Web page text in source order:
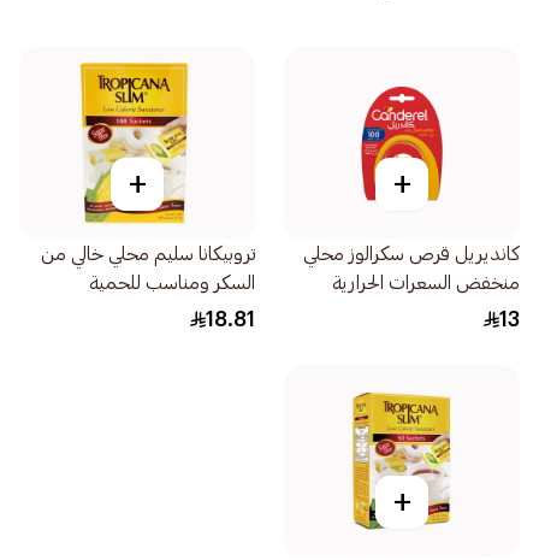
+
كانديريل قرص سكرالوز محلي
منخفض السعرات الحرارية
100قطع
13
+
تروبيكانا سليم محلي خالي من
السكر ومناسب للحمية
100×2جرام
18.81
+